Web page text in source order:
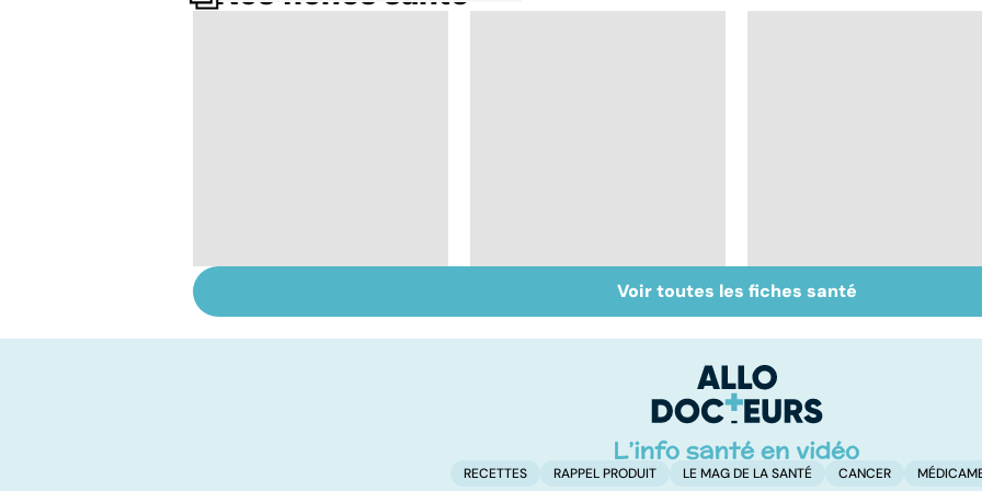
médicament à risque
Le mystère de la
fibromyalgie
Algie vasculaire de la
face : une douleur
Voir toutes les fiches santé
RECETTES RAPPEL PRODUIT LE MAG DE LA SANTÉ CANCER